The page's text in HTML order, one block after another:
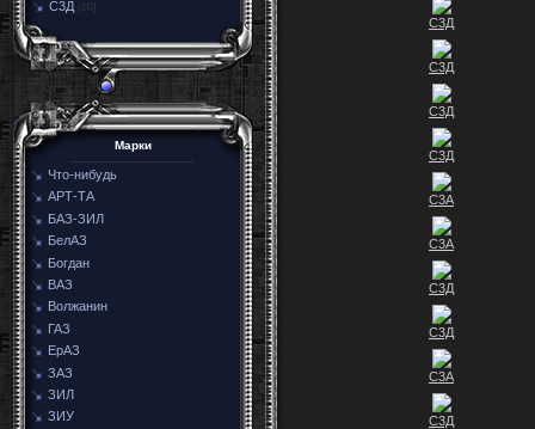
С3Д
Марки
Что-нибудь
АРТ-ТА
БАЗ-ЗИЛ
БелАЗ
Богдан
ВАЗ
Волжанин
ГАЗ
ЕрАЗ
ЗАЗ
ЗИЛ
ЗИУ
С3Д
С3Д
С3Д
С3Д
С3А
С3А
С3Д
С3Д
С3А
С3Д